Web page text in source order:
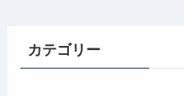
カテゴリー